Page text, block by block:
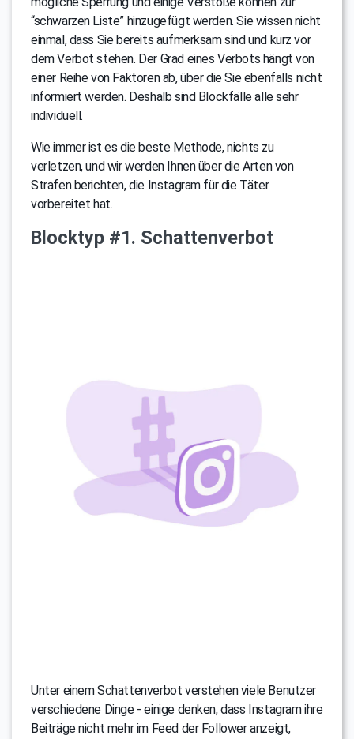
“schwarzen Liste” hinzugefügt werden. Sie wissen nicht
einmal, dass Sie bereits aufmerksam sind und kurz vor
dem Verbot stehen. Der Grad eines Verbots hängt von
einer Reihe von Faktoren ab, über die Sie ebenfalls nicht
informiert werden. Deshalb sind Blockfälle alle sehr
individuell.
Wie immer ist es die beste Methode, nichts zu
verletzen, und wir werden Ihnen über die Arten von
Strafen berichten, die Instagram für die Täter
vorbereitet hat.
Blocktyp #1. Schattenverbot
Unter einem Schattenverbot verstehen viele Benutzer
verschiedene Dinge - einige denken, dass Instagram ihre
Beiträge nicht mehr im Feed der Follower anzeigt,